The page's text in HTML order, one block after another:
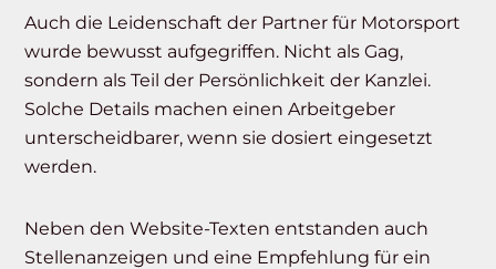
Auch die Leidenschaft der Partner für Motorsport
wurde bewusst aufgegriffen. Nicht als Gag,
sondern als Teil der Persönlichkeit der Kanzlei.
Solche Details machen einen Arbeitgeber
unterscheidbarer, wenn sie dosiert eingesetzt
werden.
Neben den Website-Texten entstanden auch
Stellenanzeigen und eine Empfehlung für ein